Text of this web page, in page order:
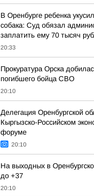
В Оренбурге ребенка
собака: Суд обязал
заплатить ему 70 тысяч
20:33
Прокуратура Орска
погибшего бойца СВО
20:10
Делегация Оренбургской
Кыргызско-Российском
форуме
20:10
На выходных в
до +37
20:10